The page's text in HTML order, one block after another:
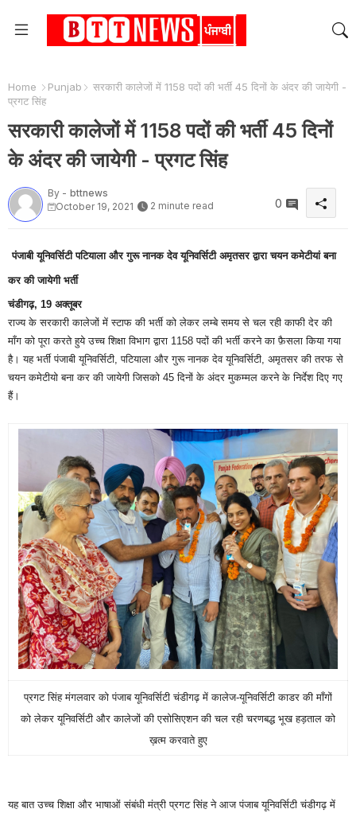
Home Punjab
सरकारी कालेजों में 1158 पदों की भर्ती 45 दिनों के अंदर की जायेगी -
प्रगट सिंह
सरकारी कालेजों में 1158 पदों की भर्ती 45 दिनों
के अंदर की जायेगी - प्रगट सिंह
By - bttnews
October 19, 2021
2 minute read 0
पंजाबी यूनिवर्सिटी पटियाला और गुरू नानक देव यूनिवर्सिटी अमृतसर द्वारा चयन कमेटीयां बना
कर की जायेगी भर्ती
चंडीगढ़, 19 अक्तूबर
राज्य के सरकारी कालेजों में स्टाफ की भर्ती को लेकर लम्बे समय से चल रही काफी देर की
माँग को पूरा करते हुये उच्च शिक्षा विभाग द्वारा 1158 पदों की भर्ती करने का फ़ैसला किया गया
है। यह भर्ती पंजाबी यूनिवर्सिटी, पटियाला और गुरू नानक देव यूनिवर्सिटी, अमृतसर की तरफ से
चयन कमेटीयो बना कर की जायेगी जिसको 45 दिनों के अंदर मुकम्मल करने के निर्देश दिए गए
हैं।
प्रगट सिंह मंगलवार को पंजाब यूनिवर्सिटी चंडीगढ़ में कालेज-यूनिवर्सिटी काडर की माँगों
को लेकर यूनिवर्सिटी और कालेजों की एसोसिएशन की चल रही चरणबद्ध भूख हड़ताल को
ख़त्म करवाते हुए
यह बात उच्च शिक्षा और भाषाओं संबंधी मंत्री प्रगट सिंह ने आज पंजाब यूनिवर्सिटी चंडीगढ़ में